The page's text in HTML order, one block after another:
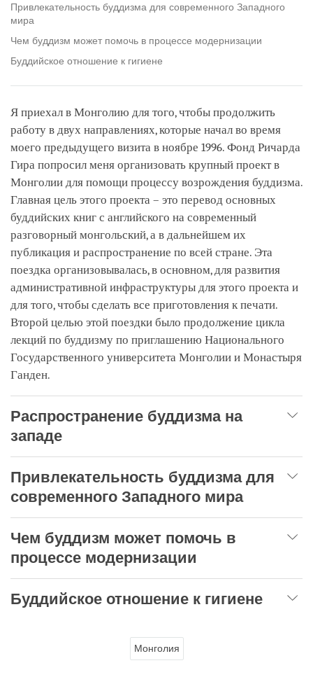
Привлекательность буддизма для современного Западного
мира
Чем буддизм может помочь в процессе модернизации
Буддийское отношение к гигиене
Я приехал в Монголию для того, чтобы продолжить
работу в двух направлениях, которые начал во время
моего предыдущего визита в ноябре 1996. Фонд Ричарда
Гира попросил меня организовать крупный проект в
Монголии для помощи процессу возрождения буддизма.
Главная цель этого проекта – это перевод основных
буддийских книг с английского на современный
разговорный монгольский, а в дальнейшем их
публикация и распространение по всей стране. Эта
поездка организовывалась, в основном, для развития
административной инфраструктуры для этого проекта и
для того, чтобы сделать все приготовления к печати.
Второй целью этой поездки было продолжение цикла
лекций по буддизму по приглашению Национального
Государственного университета Монголии и Монастыря
Ганден.
Распространение буддизма на
западе
Привлекательность буддизма для
современного Западного мира
Чем буддизм может помочь в
процессе модернизации
Буддийское отношение к гигиене
Монголия